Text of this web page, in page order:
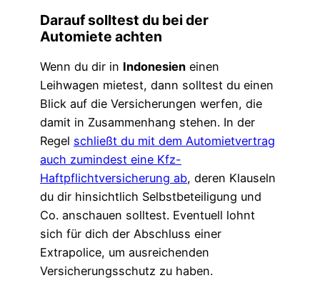
Darauf solltest du bei der
Automiete achten
Wenn du dir in Indonesien einen
Leihwagen mietest, dann solltest du einen
Blick auf die Versicherungen werfen, die
damit in Zusammenhang stehen. In der
Regel schließt du mit dem Automietvertrag
auch zumindest eine Kfz-
Haftpflichtversicherung ab, deren Klauseln
du dir hinsichtlich Selbstbeteiligung und
Co. anschauen solltest. Eventuell lohnt
sich für dich der Abschluss einer
Extrapolice, um ausreichenden
Versicherungsschutz zu haben.